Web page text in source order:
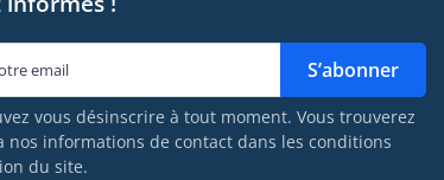
S’abonner
vous désinscrire à tout moment. Vous trouverez
nos informations de contact dans les conditions
du site.